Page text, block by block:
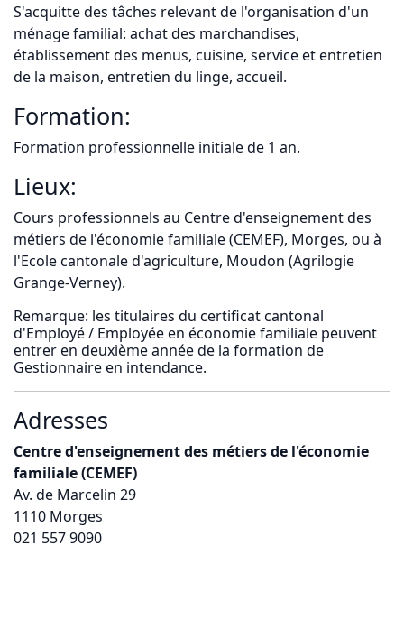
S'acquitte des tâches relevant de l'organisation d'un
ménage familial: achat des marchandises,
établissement des menus, cuisine, service et entretien
de la maison, entretien du linge, accueil.
Formation:
Formation professionnelle initiale de 1 an.
Lieux:
Cours professionnels au Centre d'enseignement des
métiers de l'économie familiale (CEMEF), Morges, ou à
l'Ecole cantonale d'agriculture, Moudon (Agrilogie
Grange-Verney).
Remarque: les titulaires du certificat cantonal
d'Employé / Employée en économie familiale peuvent
entrer en deuxième année de la formation de
Gestionnaire en intendance.
Adresses
Centre d'enseignement des métiers de l'économie
familiale (CEMEF)
Av. de Marcelin 29
1110 Morges
021 557 9090